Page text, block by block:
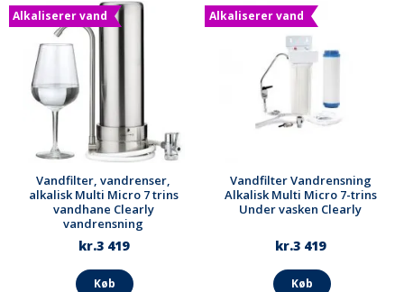
Alkaliserer vand
Vandfilter, vandrenser,
alkalisk Multi Micro 7 trins
vandhane Clearly
vandrensning
kr.3 419
Køb
Alkaliserer vand
Vandfilter Vandrensning
Alkalisk Multi Micro 7-trins
Under vasken Clearly
kr.3 419
Køb